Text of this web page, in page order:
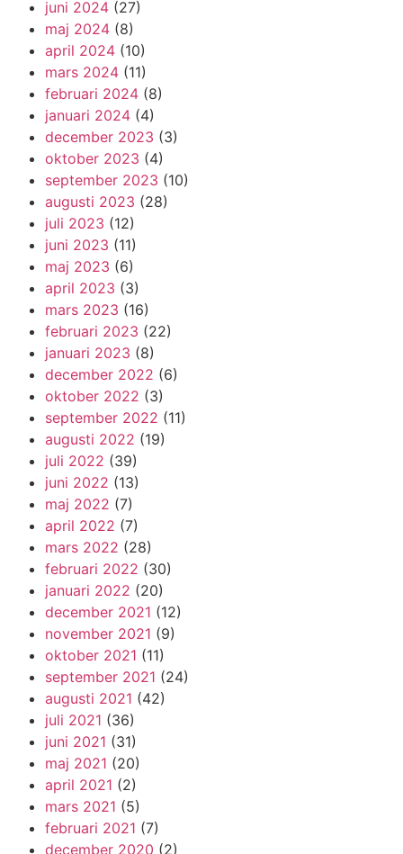
juni 2024 (27)
maj 2024 (8)
april 2024 (10)
mars 2024 (11)
februari 2024 (8)
januari 2024 (4)
december 2023 (3)
oktober 2023 (4)
september 2023 (10)
augusti 2023 (28)
juli 2023 (12)
juni 2023 (11)
maj 2023 (6)
april 2023 (3)
mars 2023 (16)
februari 2023 (22)
januari 2023 (8)
december 2022 (6)
oktober 2022 (3)
september 2022 (11)
augusti 2022 (19)
juli 2022 (39)
juni 2022 (13)
maj 2022 (7)
april 2022 (7)
mars 2022 (28)
februari 2022 (30)
januari 2022 (20)
december 2021 (12)
november 2021 (9)
oktober 2021 (11)
september 2021 (24)
augusti 2021 (42)
juli 2021 (36)
juni 2021 (31)
maj 2021 (20)
april 2021 (2)
mars 2021 (5)
februari 2021 (7)
december 2020 (2)